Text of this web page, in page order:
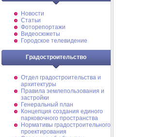
Новости
Статьи
Фоторепортажи
Видеосюжеты
Городское телевидение
Градостроительство
Отдел градостроительства и
архитектуры
Правила землепользования и
застройки
Генеральный план
Концепция создания единого
парковочного пространства
Нормативы градостроительного
проектирования